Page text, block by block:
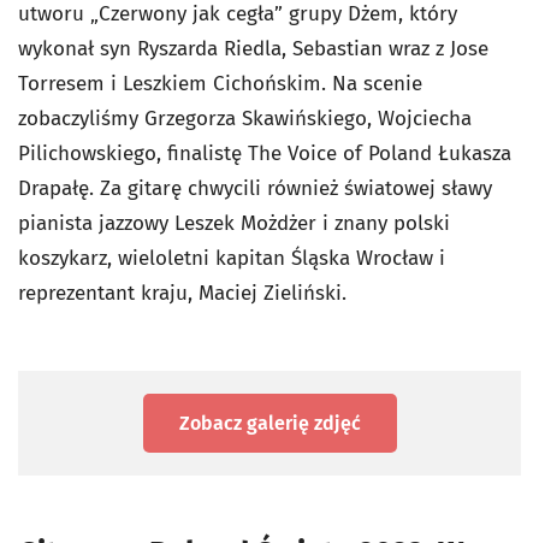
utworu „Czerwony jak cegła” grupy Dżem, który
wykonał syn Ryszarda Riedla, Sebastian wraz z Jose
Torresem i Leszkiem Cichońskim. Na scenie
zobaczyliśmy Grzegorza Skawińskiego, Wojciecha
Pilichowskiego, finalistę The Voice of Poland Łukasza
Drapałę. Za gitarę chwycili również światowej sławy
pianista jazzowy Leszek Możdżer i znany polski
koszykarz, wieloletni kapitan Śląska Wrocław i
reprezentant kraju, Maciej Zieliński.
Zobacz galerię zdjęć